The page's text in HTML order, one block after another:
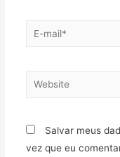
Salvar meus
vez que eu